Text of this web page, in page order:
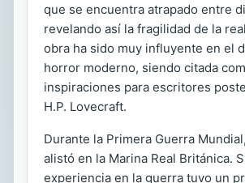
que se encuentra atrapado entre
revelando así la fragilidad de la
obra ha sido muy influyente en el
horror moderno, siendo citada
inspiraciones para escritores
H.P. Lovecraft.
Durante la Primera Guerra
alistó en la Marina Real Británica.
experiencia en la guerra tuvo un